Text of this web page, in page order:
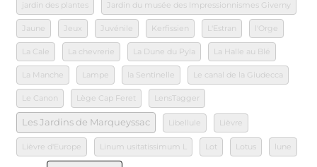
jardin des plantes Jardin du musée des Impressionnismes Giverny
Jaune Jeux Juvénile Kerfissien L'Estran l'Orge
La Cale La chevrerie La Dune du Pyla La Halle au Blé
La Manche Lampe la Sentinelle Le canal de la Giudecca
Le Canon Lège Cap Feret LensTagger
Les Jardins de Marqueyssac Libellule Lièvre
Lièvre d'Europe Linum usitatissimum L Lot Lotus lune